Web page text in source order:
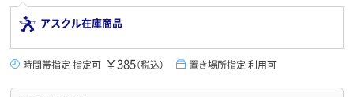
アスクル在庫商品
時間帯指定 指定可 ￥385（税込） 置き場所指定 利用可